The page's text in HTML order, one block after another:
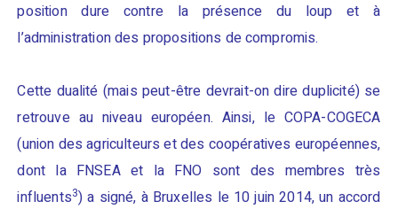
position dure contre la présence du loup et à
l’administration des propositions de compromis.
Cette dualité (mais peut-être devrait-on dire duplicité) se
retrouve au niveau européen. Ainsi, le COPA-COGECA
(union des agriculteurs et des coopératives européennes,
dont la FNSEA et la FNO sont des membres très
influents3) a signé, à Bruxelles le 10 juin 2014, un accord